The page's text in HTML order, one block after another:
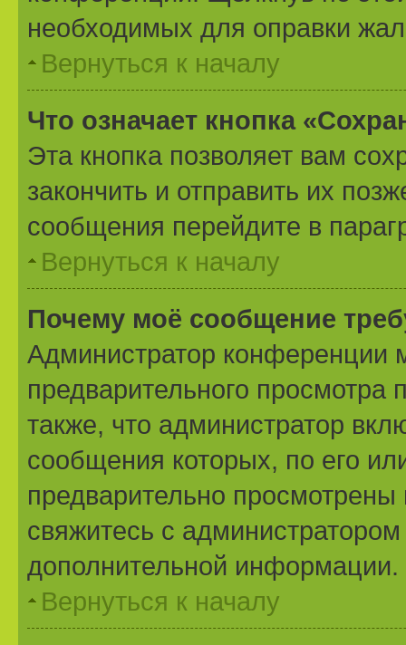
необходимых для оправки
Вернуться к началу
Что означает кнопка
Эта кнопка позволяет вам
закончить и отправить их
сообщения перейдите в
Вернуться к началу
Почему моё сообщение
Администратор конференции
предварительного
также, что администратор
сообщения которых, по его
предварительно
свяжитесь с
дополнительной информации.
Вернуться к началу